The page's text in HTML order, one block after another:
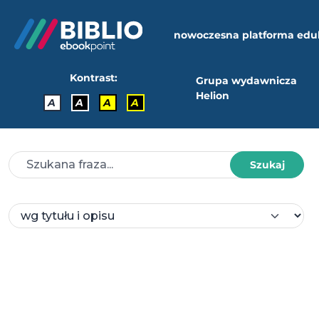
nowoczesna platforma
Kontrast:
A
A A A
Grupa wydawnicza
Helion
Szukaj